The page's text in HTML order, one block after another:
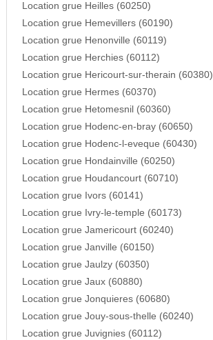
Location grue Heilles (60250)
Location grue Hemevillers (60190)
Location grue Henonville (60119)
Location grue Herchies (60112)
Location grue Hericourt-sur-therain (60380)
Location grue Hermes (60370)
Location grue Hetomesnil (60360)
Location grue Hodenc-en-bray (60650)
Location grue Hodenc-l-eveque (60430)
Location grue Hondainville (60250)
Location grue Houdancourt (60710)
Location grue Ivors (60141)
Location grue Ivry-le-temple (60173)
Location grue Jamericourt (60240)
Location grue Janville (60150)
Location grue Jaulzy (60350)
Location grue Jaux (60880)
Location grue Jonquieres (60680)
Location grue Jouy-sous-thelle (60240)
Location grue Juvignies (60112)